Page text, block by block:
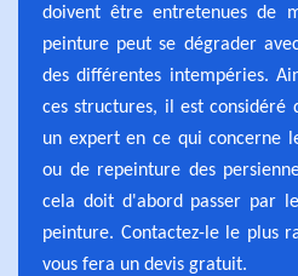
doivent être entretenues de
peinture peut se dégrader
des différentes intempéries.
ces structures, il est considéré
un expert en ce qui concerne
ou de repeinture des
cela doit d'abord passer par
peinture. Contactez-le le plus
vous fera un devis gratuit.